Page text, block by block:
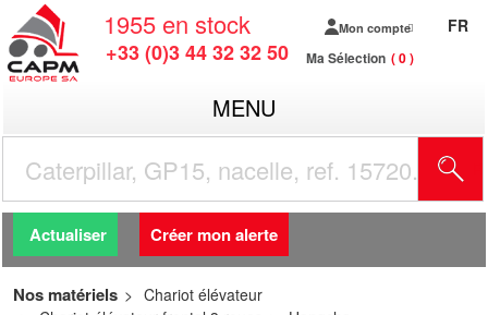
1955 en stock
+33 (0)3 44 32 32 50
Mon compte
Ma Sélection 0
FR
MENU
Actualiser Créer mon alerte
Nos matériels
Chariot élévateur